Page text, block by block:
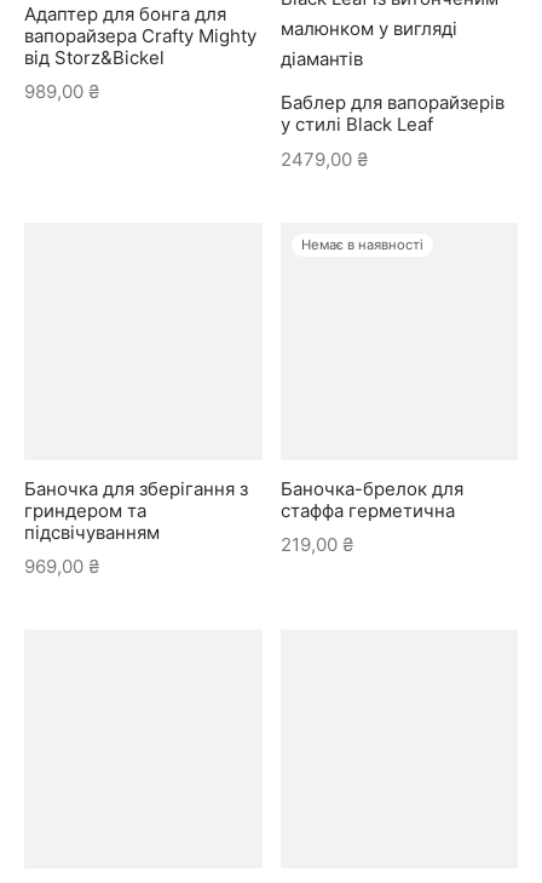
Адаптер для бонга для
вапорайзера Crafty Mighty
від Storz&Bickel
989,00 ₴
Баблер для вапорайзерів
у стилі Black Leaf
2479,00 ₴
Баночка для зберігання з
гриндером та
підсвічуванням
969,00 ₴
Немає в наявності
Баночка-брелок для
стаффа герметична
219,00 ₴